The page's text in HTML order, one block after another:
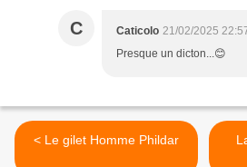
C Caticolo 21/02/2025
Presque un dicton...😊
< Le gilet Homme Phildar